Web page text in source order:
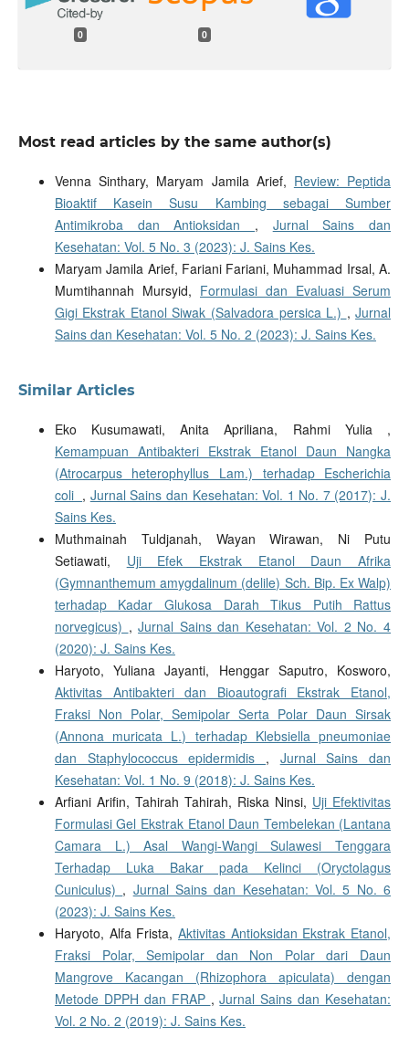
0 0
Most read articles by the same author(s)
Venna Sinthary, Maryam Jamila Arief, Review: Peptida
Bioaktif Kasein Susu Kambing sebagai Sumber
Antimikroba dan Antioksidan , Jurnal Sains dan
Kesehatan: Vol. 5 No. 3 (2023): J. Sains Kes.
Maryam Jamila Arief, Fariani Fariani, Muhammad Irsal, A.
Mumtihannah Mursyid, Formulasi dan Evaluasi Serum
Gigi Ekstrak Etanol Siwak (Salvadora persica L.) ,Jurnal
Sains dan Kesehatan: Vol. 5 No. 2 (2023): J. Sains Kes.
Similar Articles
Eko Kusumawati, Anita Apriliana, Rahmi Yulia ,
Kemampuan Antibakteri Ekstrak Etanol Daun Nangka
(Atrocarpus heterophyllus Lam.) terhadap Escherichia
coli , Jurnal Sains dan Kesehatan: Vol. 1 No. 7 (2017): J.
Sains Kes.
Muthmainah Tuldjanah, Wayan Wirawan, Ni Putu
Setiawati, Uji Efek Ekstrak Etanol Daun Afrika
(Gymnanthemum amygdalinum (delile) Sch. Bip. Ex Walp)
terhadap Kadar Glukosa Darah Tikus Putih Rattus
norvegicus) ,Jurnal Sains dan Kesehatan: Vol. 2 No. 4
(2020): J. Sains Kes.
Haryoto, Yuliana Jayanti, Henggar Saputro, Kosworo,
Aktivitas Antibakteri dan Bioautografi Ekstrak Etanol,
Fraksi Non Polar, Semipolar Serta Polar Daun Sirsak
(Annona muricata L.) terhadap Klebsiella pneumoniae
dan Staphylococcus epidermidis , Jurnal Sains dan
Kesehatan: Vol. 1 No. 9 (2018): J. Sains Kes.
Arfiani Arifin, Tahirah Tahirah, Riska Ninsi, Uji Efektivitas
Formulasi Gel Ekstrak Etanol Daun Tembelekan (Lantana
Camara L.) Asal Wangi-Wangi Sulawesi Tenggara
Terhadap Luka Bakar pada Kelinci (Oryctolagus
Cuniculus) , Jurnal Sains dan Kesehatan: Vol. 5 No. 6
(2023): J. Sains Kes.
Haryoto, Alfa Frista, Aktivitas Antioksidan Ekstrak Etanol,
Fraksi Polar, Semipolar dan Non Polar dari Daun
Mangrove Kacangan (Rhizophora apiculata) dengan
Metode DPPH dan FRAP ,Jurnal Sains dan Kesehatan:
Vol. 2 No. 2 (2019): J. Sains Kes.